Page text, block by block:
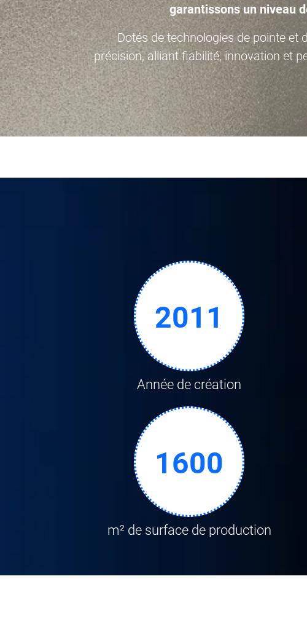
garantissons un niveau
Dotés de technologies de pointe et
précision, alliant fiabilité, innovation et
2011
Année de création
1600
m² de surface de production